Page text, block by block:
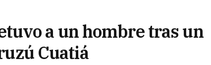
a un hombre tras un
Cuatiá